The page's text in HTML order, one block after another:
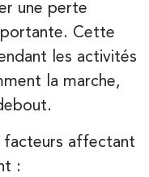
une perte
Cette
les activités
la marche,
facteurs affectant
:
Paris